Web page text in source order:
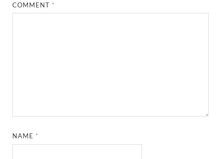
COMMENT *
NAME *